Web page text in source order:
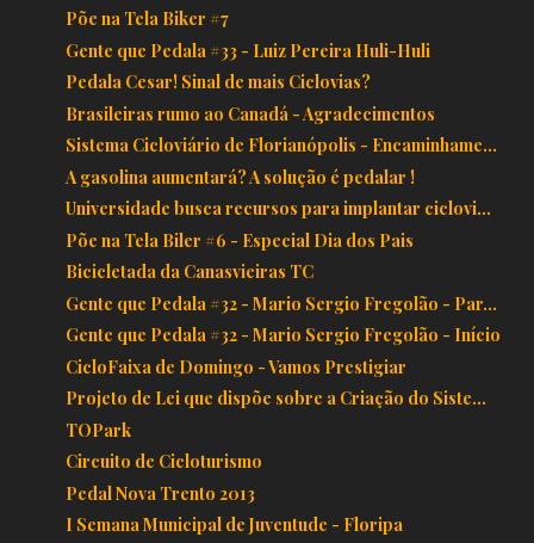
Põe na Tela Biker #7
Gente que Pedala #33 - Luiz Pereira Huli-Huli
Pedala Cesar! Sinal de mais Ciclovias?
Brasileiras rumo ao Canadá - Agradecimentos
Sistema Cicloviário de Florianópolis - Encaminhame...
A gasolina aumentará? A solução é pedalar !
Universidade busca recursos para implantar ciclovi...
Põe na Tela Biler #6 - Especial Dia dos Pais
Bicicletada da Canasvieiras TC
Gente que Pedala #32 - Mario Sergio Fregolão - Par...
Gente que Pedala #32 - Mario Sergio Fregolão - Início
CicloFaixa de Domingo - Vamos Prestigiar
Projeto de Lei que dispõe sobre a Criação do Siste...
TOPark
Circuito de Cicloturismo
Pedal Nova Trento 2013
I Semana Municipal de Juventude - Floripa